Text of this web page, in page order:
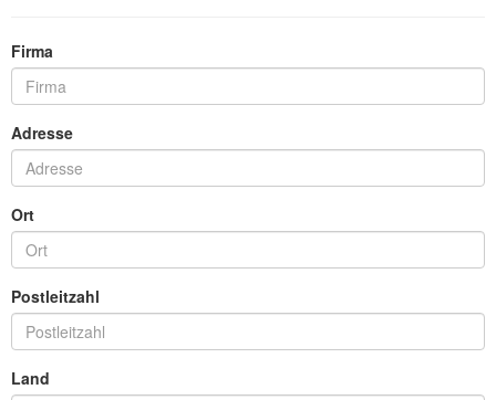
Firma
Adresse
Ort
Postleitzahl
Land